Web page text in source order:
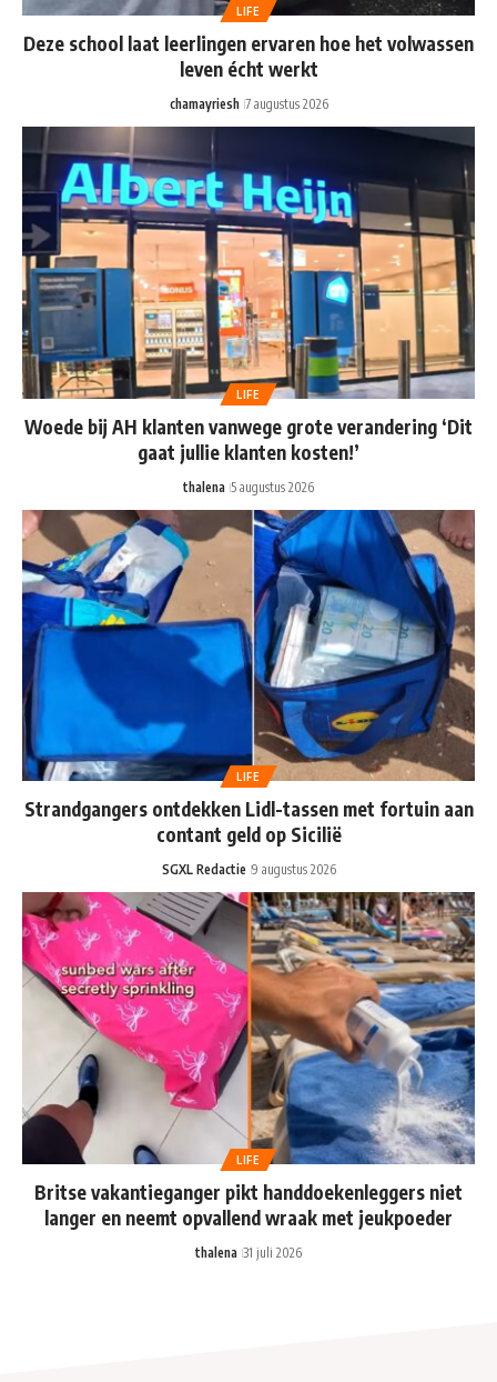
LIFE
Deze school laat leerlingen ervaren hoe het volwassen
leven écht werkt
chamayriesh 7 augustus 2026
LIFE
Woede bij AH klanten vanwege grote verandering ‘Dit
gaat jullie klanten kosten!’
thalena 5 augustus 2026
LIFE
Strandgangers ontdekken Lidl-tassen met fortuin aan
contant geld op Sicilië
SGXL Redactie 9 augustus 2026
LIFE
Britse vakantieganger pikt handdoekenleggers niet
langer en neemt opvallend wraak met jeukpoeder
thalena 31 juli 2026